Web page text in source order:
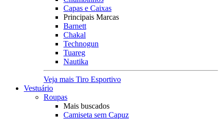
Capas e Caixas
Principais Marcas
Barnett
Chakal
Technogun
Tuareg
Nautika
Veja mais Tiro Esportivo
Vestuário
Roupas
Mais buscados
Camiseta sem Capuz